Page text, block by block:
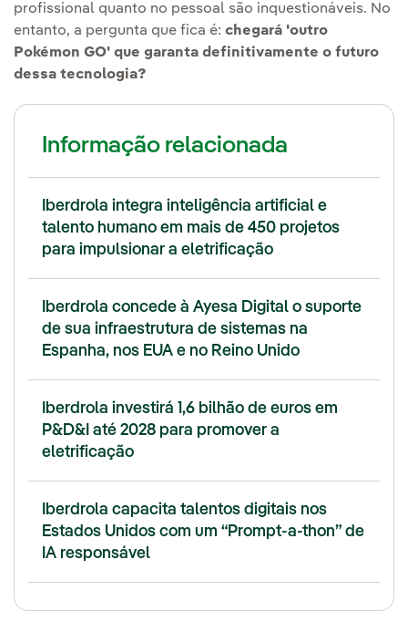
profissional quanto no pessoal são inquestionáveis. No
entanto, a pergunta que fica é: chegará 'outro
Pokémon GO' que garanta definitivamente o futuro
dessa tecnologia?
Informação relacionada
Iberdrola integra inteligência artificial e
talento humano em mais de 450 projetos
para impulsionar a eletrificação
Iberdrola concede à Ayesa Digital o suporte
de sua infraestrutura de sistemas na
Espanha, nos EUA e no Reino Unido
Iberdrola investirá 1,6 bilhão de euros em
P&D&I até 2028 para promover a
eletrificação
Iberdrola capacita talentos digitais nos
Estados Unidos com um “Prompt-a-thon” de
IA responsável